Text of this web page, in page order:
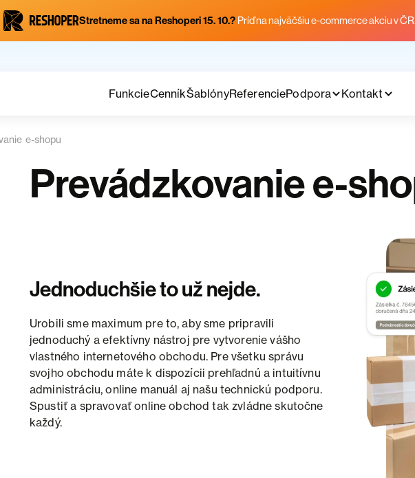
Stretneme sa na Reshoperi 15. 10.? Príď na najväčšiu e-commerce akciu v
FunkcieCenníkŠablónyReferenciePodpora Kontakt
e-shopu
Prevádzkovanie e-
Jednoduchšie to už nejde.
Urobili sme maximum pre to, aby sme pripravili
jednoduchý a efektívny nástroj pre vytvorenie vášho
vlastného internetového obchodu. Pre všetku správu
svojho obchodu máte k dispozícii prehľadnú a intuitívnu
administráciu, online manuál aj našu technickú podporu.
Spustiť a spravovať online obchod tak zvládne skutočne
každý.